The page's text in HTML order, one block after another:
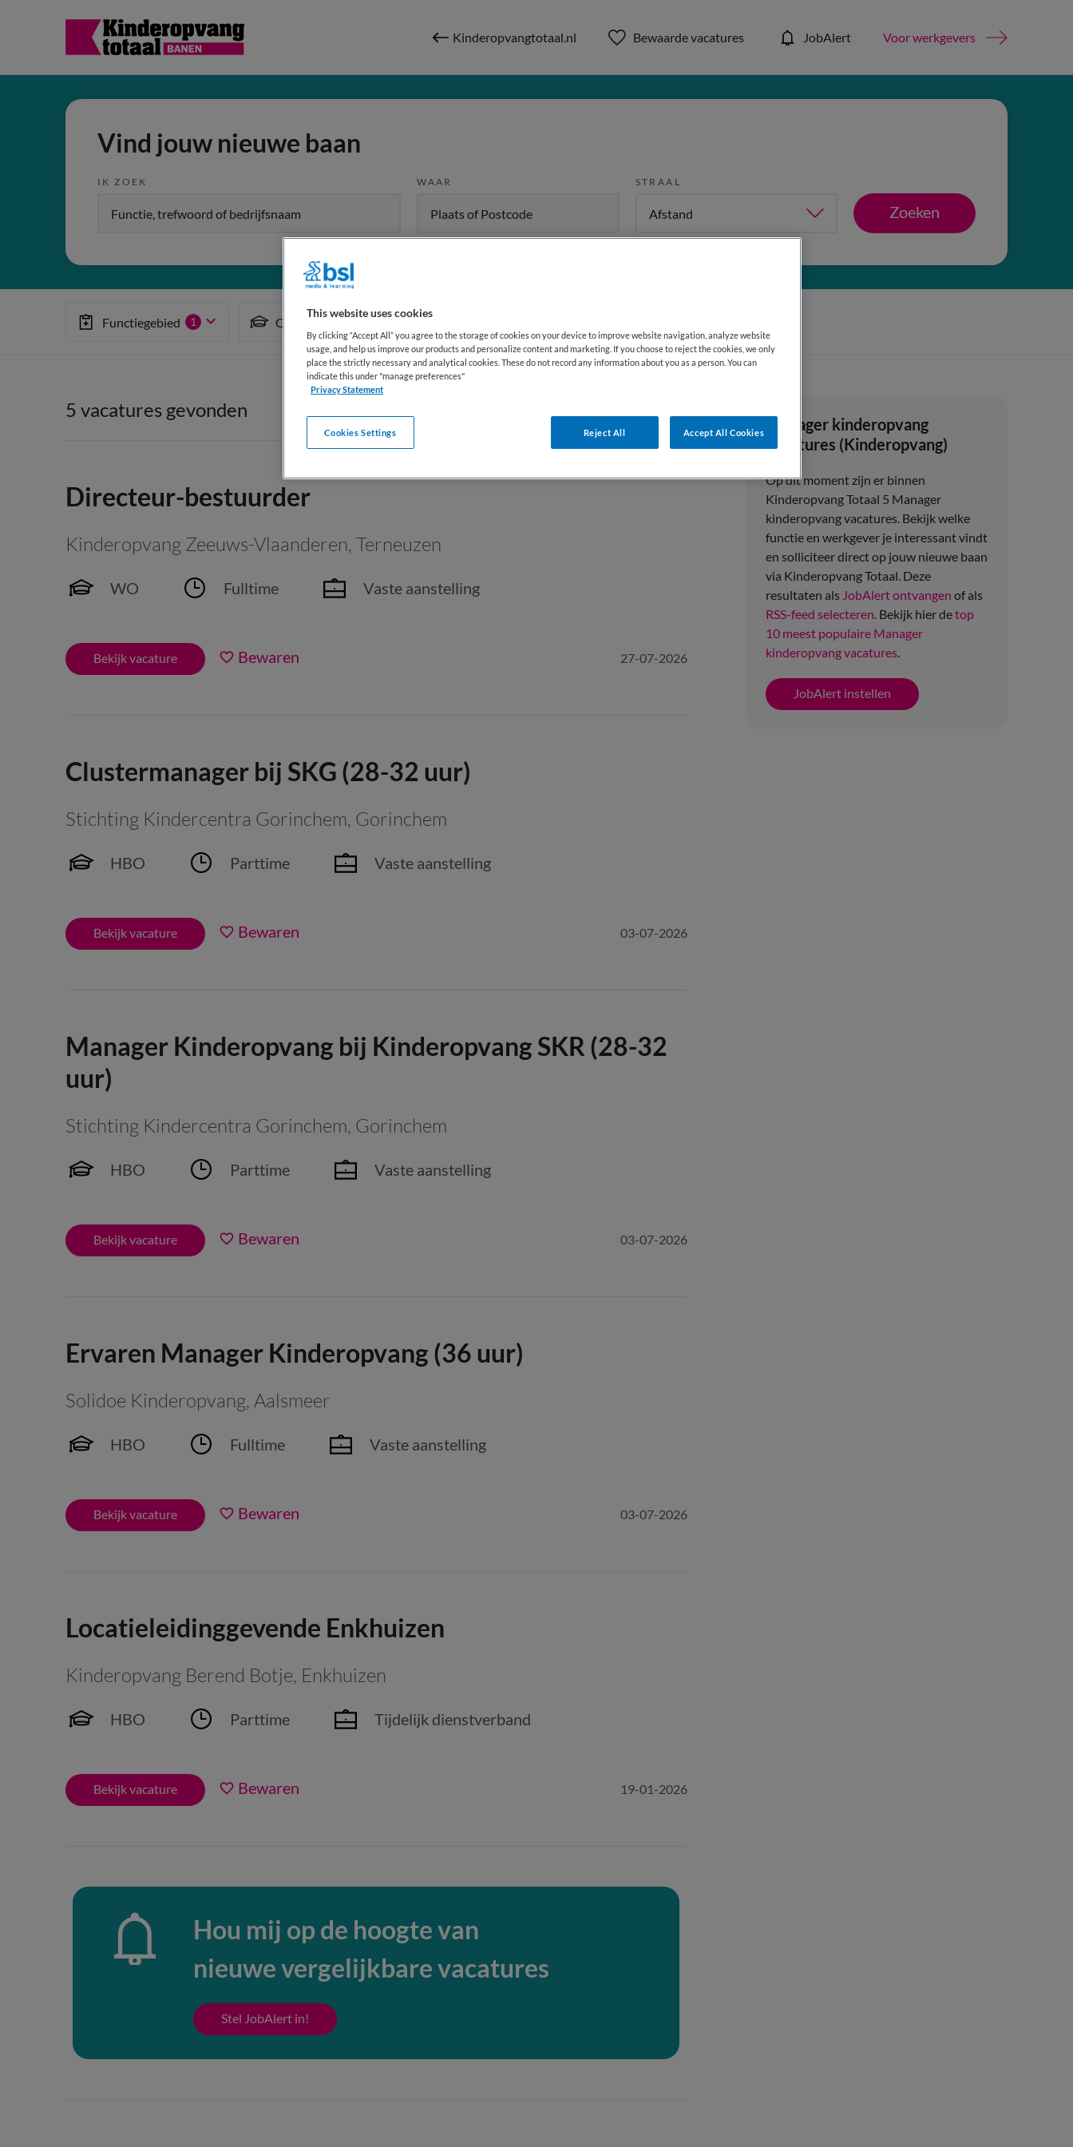
Kinderopvangtotaal.nl Bewaarde vacatures JobAlert Voor werkgevers
Vind jouw nieuwe baan
IK ZOEK WAAR STRAAL
Zoeken
Functiegebied 1 Opleiding Dienstverband
Manager kinderopvang
vacatures (Kinderopvang)
Op dit moment zijn er binnen
Kinderopvang Totaal 5 Manager
kinderopvang vacatures. Bekijk welke
functie en werkgever je interessant vindt
en solliciteer direct op jouw nieuwe baan
via Kinderopvang Totaal. Deze
resultaten als JobAlert ontvangen of als
RSS-feed selecteren. Bekijk hier detop
10 meest populaire Manager
kinderopvang vacatures.
JobAlert instellen
5 vacatures gevonden
Directeur-bestuurder
Kinderopvang Zeeuws-Vlaanderen, Terneuzen
WO Fulltime Vaste aanstelling
Bekijk vacature Bewaren 27-07-2026
Clustermanager bij SKG (28-32 uur)
Stichting Kindercentra Gorinchem, Gorinchem
HBO Parttime Vaste aanstelling
Bekijk vacature Bewaren 03-07-2026
Manager Kinderopvang bij Kinderopvang SKR (28-32
uur)
Stichting Kindercentra Gorinchem, Gorinchem
HBO Parttime Vaste aanstelling
Bekijk vacature Bewaren 03-07-2026
Ervaren Manager Kinderopvang (36 uur)
Solidoe Kinderopvang, Aalsmeer
HBO Fulltime Vaste aanstelling
Bekijk vacature Bewaren 03-07-2026
Locatieleidinggevende Enkhuizen
Kinderopvang Berend Botje, Enkhuizen
HBO Parttime Tijdelijk dienstverband
Bekijk vacature Bewaren 19-01-2026
Hou mij op de hoogte van
nieuwe vergelijkbare vacatures
Stel JobAlert in!
This website uses cookies
By clicking “Accept All” you agree to the storage of cookies on your device to improve website navigation, analyze website
usage, and help us improve our products and personalize content and marketing. If you choose to reject the cookies, we only
place the strictly necessary and analytical cookies. These do not record any information about you as a person. You can
indicate this under "manage preferences"
Privacy Statement
Reject All Accept All Cookies
Cookies Settings